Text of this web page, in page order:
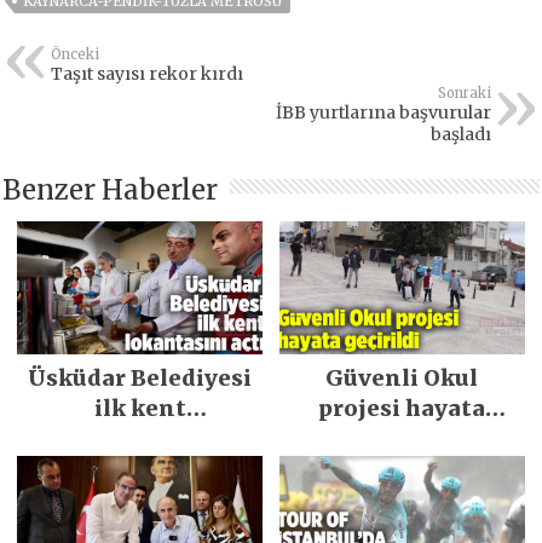
Önceki
Taşıt sayısı rekor kırdı
Sonraki
İBB yurtlarına başvurular
başladı
Benzer Haberler
Üsküdar Belediyesi
ilk kent
Güvenli Okul
projesi hayata